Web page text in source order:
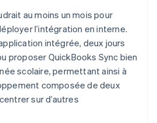
au moins un mois pour
l’intégration en interne.
intégrée, deux jours
proposer QuickBooks Sync bien
scolaire, permettant ainsi à
composée de deux
sur d’autres